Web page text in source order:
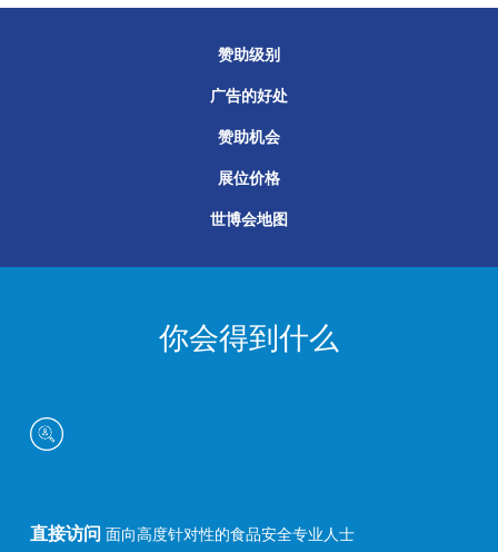
赞助级别
广告的好处
赞助机会
展位价格
世博会地图
你会得到什么
直接访问 面向高度针对性的食品安全专业人士